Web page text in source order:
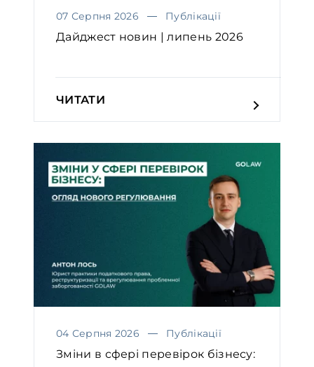
07 Серпня 2026 Публікації
Дайджест новин | липень 2026
ЧИТАТИ
04 Серпня 2026 Публікації
Зміни в сфері перевірок бізнесу: